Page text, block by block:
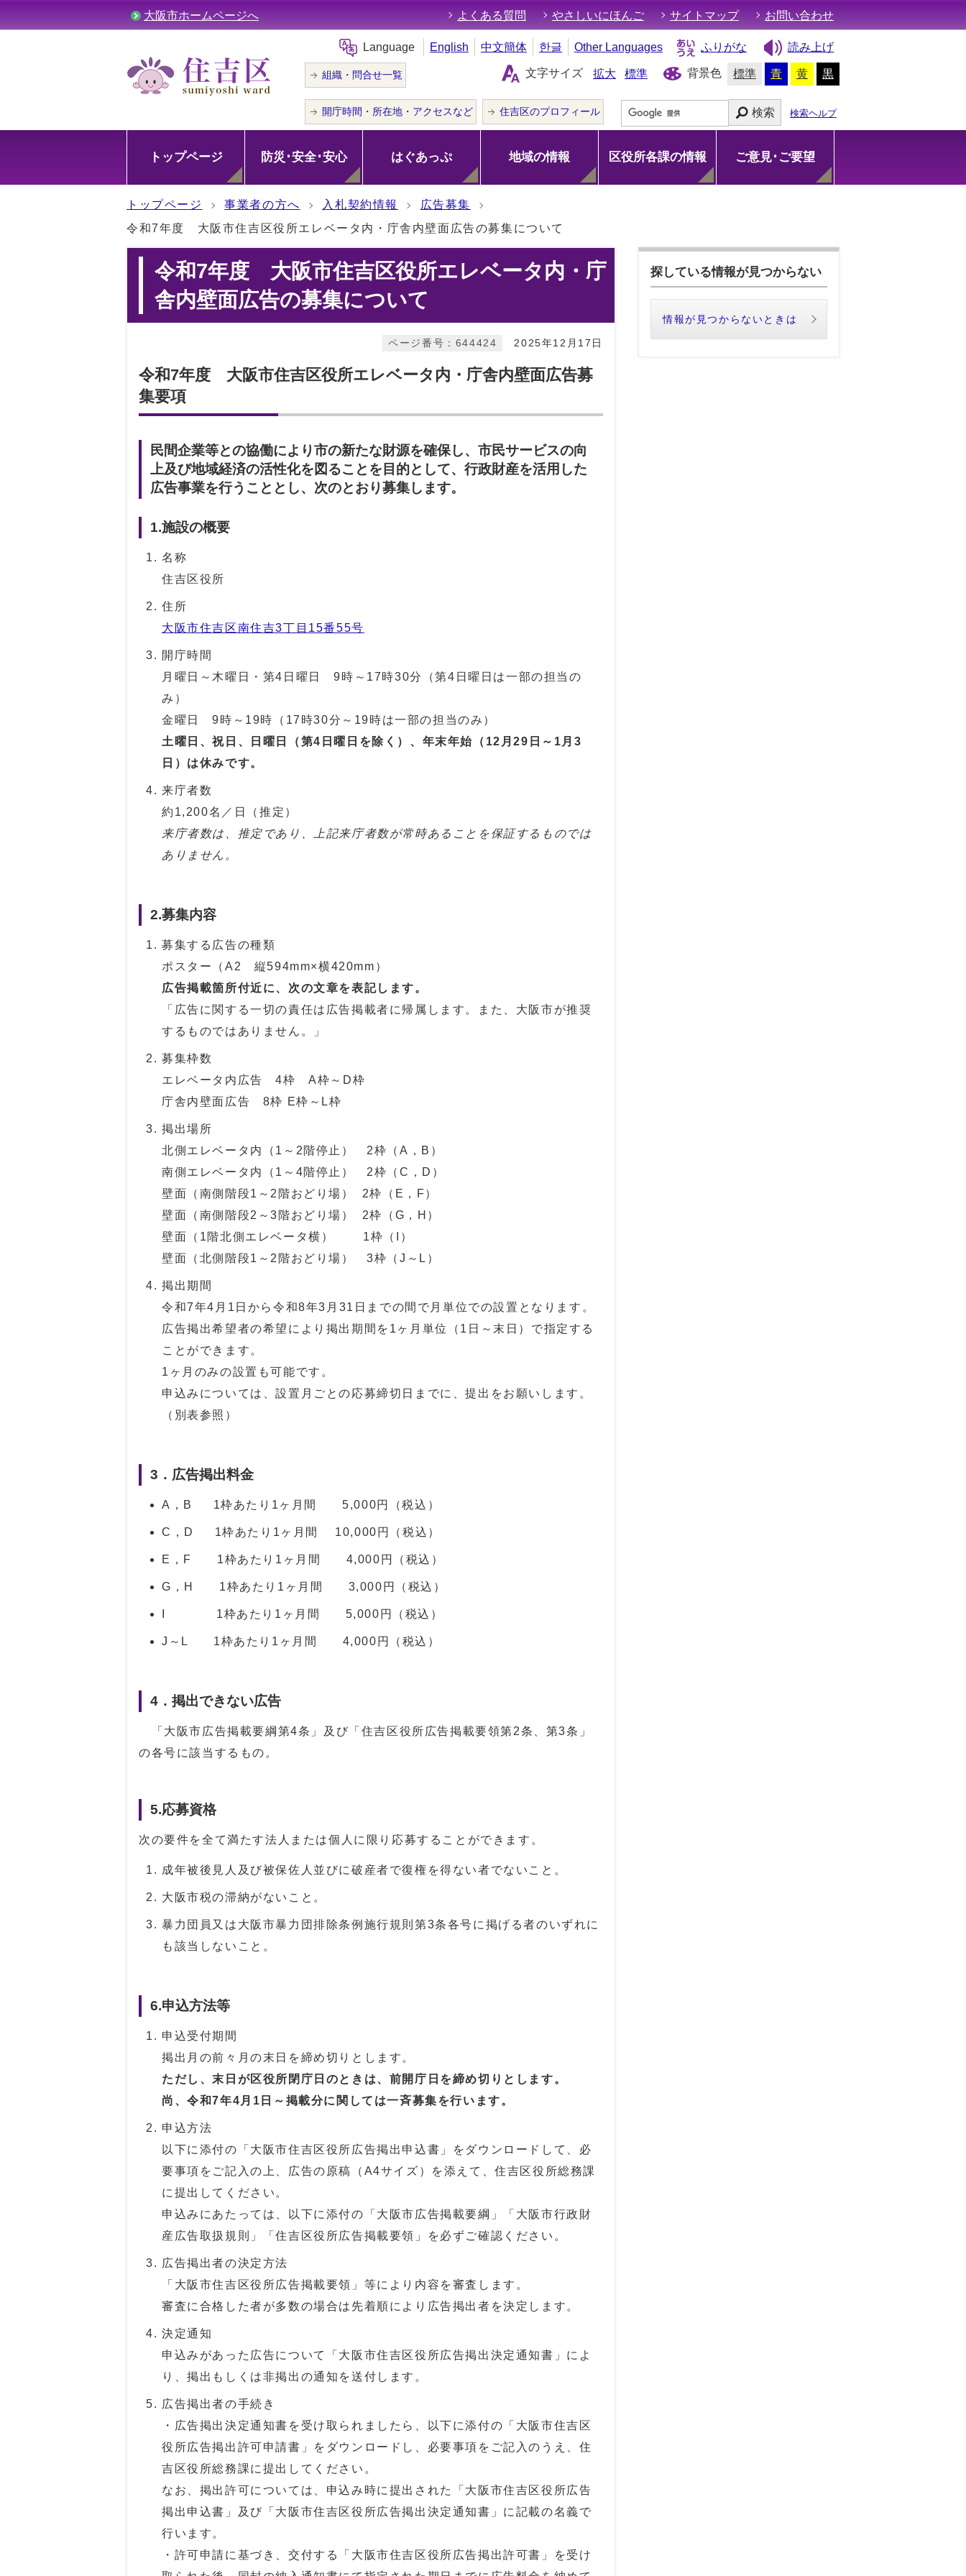
大阪市ホームページへ よくある質問 やさしいにほんご サイトマップ お問い合わせ
Language English 中文簡体 한글 Other Languages ふりがな 読み上げ
組織・問合せ一覧 文字サイズ 拡大 標準 背景色 標準 青 黄 黒
開庁時間・所在地・アクセスなど 住吉区のプロフィール 検索 検索ヘルプ
トップページ 防災･安全･安心 はぐあっぷ 地域の情報 区役所各課の情報 ご意見･ご要望
トップページ 事業者の方へ 入札契約情報
広告募集
令和7年度 大阪市住吉区役所エレベータ内・庁舎内壁面広告の募集について
令和7年度 大阪市住吉区役所エレベータ内・庁
舎内壁面広告の募集について
2025年12月17日
ページ番号：644424
令和7年度 大阪市住吉区役所エレベータ内・庁舎内壁面広告募
集要項
民間企業等との協働により市の新たな財源を確保し、市民サービスの向
上及び地域経済の活性化を図ることを目的として、行政財産を活用した
広告事業を行うこととし、次のとおり募集します。
1.施設の概要
名称
住吉区役所
住所
大阪市住吉区南住吉3丁目15番55号
開庁時間
月曜日～木曜日・第4日曜日 9時～17時30分（第4日曜日は一部の担当の
み）
金曜日 9時～19時（17時30分～19時は一部の担当のみ）
土曜日、祝日、日曜日（第4日曜日を除く）、年末年始（12月29日～1月3
日）は休みです。
来庁者数
約1,200名／日（推定）
来庁者数は、推定であり、上記来庁者数が常時あることを保証するものでは
ありません。
2.募集内容
募集する広告の種類
ポスター（A2 縦594mm×横420mm）
広告掲載箇所付近に、次の文章を表記します。
「広告に関する一切の責任は広告掲載者に帰属します。また、大阪市が推奨
するものではありません。」
募集枠数
エレベータ内広告 4枠 A枠～D枠
庁舎内壁面広告 8枠 E枠～L枠
掲出場所
北側エレベータ内（1～2階停止） 2枠（A，B）
南側エレベータ内（1～4階停止） 2枠（C，D）
壁面（南側階段1～2階おどり場） 2枠（E，F）
壁面（南側階段2～3階おどり場） 2枠（G，H）
壁面（1階北側エレベータ横） 1枠（I）
壁面（北側階段1～2階おどり場） 3枠（J～L）
掲出期間
令和7年4月1日から令和8年3月31日までの間で月単位での設置となります。
広告掲出希望者の希望により掲出期間を1ヶ月単位（1日～末日）で指定する
ことができます。
1ヶ月のみの設置も可能です。
申込みについては、設置月ごとの応募締切日までに、提出をお願いします。
（別表参照）
3．広告掲出料金
A，B 1枠あたり1ヶ月間 5,000円（税込）
C，D 1枠あたり1ヶ月間 10,000円（税込）
E，F 1枠あたり1ヶ月間 4,000円（税込）
G，H 1枠あたり1ヶ月間 3,000円（税込）
I 1枠あたり1ヶ月間 5,000円（税込）
J～L 1枠あたり1ヶ月間 4,000円（税込）
4．掲出できない広告
「大阪市広告掲載要綱第4条」及び「住吉区役所広告掲載要領第2条、第3条」
の各号に該当するもの。
5.応募資格
次の要件を全て満たす法人または個人に限り応募することができます。
成年被後見人及び被保佐人並びに破産者で復権を得ない者でないこと。
大阪市税の滞納がないこと。
暴力団員又は大阪市暴力団排除条例施行規則第3条各号に掲げる者のいずれに
も該当しないこと。
6.申込方法等
申込受付期間
掲出月の前々月の末日を締め切りとします。
ただし、末日が区役所閉庁日のときは、前開庁日を締め切りとします。
尚、令和7年4月1日～掲載分に関しては一斉募集を行います。
申込方法
以下に添付の「大阪市住吉区役所広告掲出申込書」をダウンロードして、必
要事項をご記入の上、広告の原稿（A4サイズ）を添えて、住吉区役所総務課
に提出してください。
申込みにあたっては、以下に添付の「大阪市広告掲載要綱」「大阪市行政財
産広告取扱規則」「住吉区役所広告掲載要領」を必ずご確認ください。
広告掲出者の決定方法
「大阪市住吉区役所広告掲載要領」等により内容を審査します。
審査に合格した者が多数の場合は先着順により広告掲出者を決定します。
決定通知
申込みがあった広告について「大阪市住吉区役所広告掲出決定通知書」によ
り、掲出もしくは非掲出の通知を送付します。
広告掲出者の手続き
・広告掲出決定通知書を受け取られましたら、以下に添付の「大阪市住吉区
役所広告掲出許可申請書」をダウンロードし、必要事項をご記入のうえ、住
吉区役所総務課に提出してください。
なお、掲出許可については、申込み時に提出された「大阪市住吉区役所広告
掲出申込書」及び「大阪市住吉区役所広告掲出決定通知書」に記載の名義で
行います。
・許可申請に基づき、交付する「大阪市住吉区役所広告掲出許可書」を受け
探している情報が見つからない
情報が見つからないときは